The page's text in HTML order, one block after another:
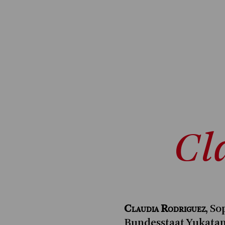
Claudia Rodriguez,